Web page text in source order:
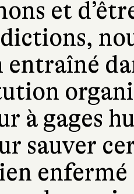
et
entraîné
à gages
sauver
enfermé